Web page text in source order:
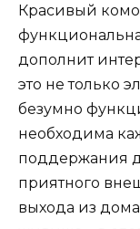
Красивый
дополнит
это не только
безумно
необходима
поддержания
приятного
выхода из